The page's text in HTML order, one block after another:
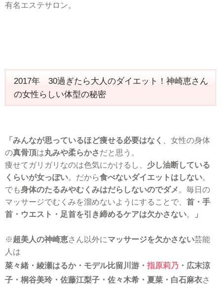
有名エステサロン。
2017年 30過ぎたら大人のダイエット！神崎恵さん
の女性らしい体型の秘密
「みんなが思っているほど痩せる必要はなく 、女性の身体
の真骨頂は丸みや柔らかさだと思う。
痩せてガリガリなのは色気にかけるし、 少し油断している
くらいが女っぽい。だから食べないダイエットはしない。
でも身体のたるみやむくみはだらしないのでダメ。毎日の
マッサージでむくみを溜めないようにすることで、 首・手
首・ウエスト・足首を引き締めるケアは欠かさない。 」
※超美人の神崎恵さん以外にマッサージを欠かさない芸能
人は
菜々緒・綾瀬はるか・モデル比留川游・ 指原莉乃 ・広末涼
子・桐谷美玲・佐藤江梨子・佐々木希・夏菜・白石麻衣さ